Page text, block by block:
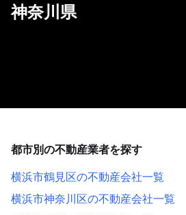
神奈川県
都市別の不動産業者を探す
横浜市鶴見区の不動産会社一覧
横浜市神奈川区の不動産会社一覧